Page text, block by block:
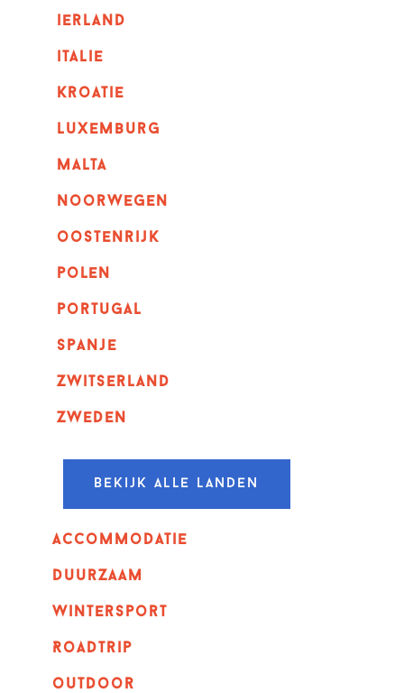
ierland
italie
kroatie
luxemburg
malta
noorwegen
oostenrijk
polen
portugal
spanje
zwitserland
zweden
Bekijk alle landen
Accommodatie
Duurzaam
wintersport
Roadtrip
outdoor